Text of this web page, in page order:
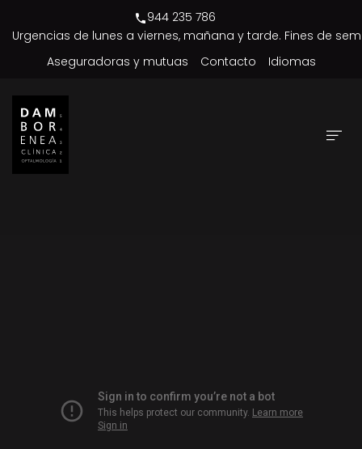
944 235 786
Urgencias de lunes a viernes, mañana y tarde. Fines de
Aseguradoras y mutuas
Contacto Idiomas